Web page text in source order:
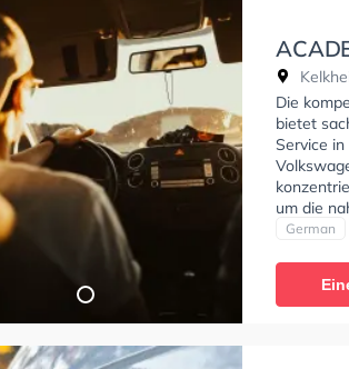
Die
bietet
Service
um die
Die
BF17,
German